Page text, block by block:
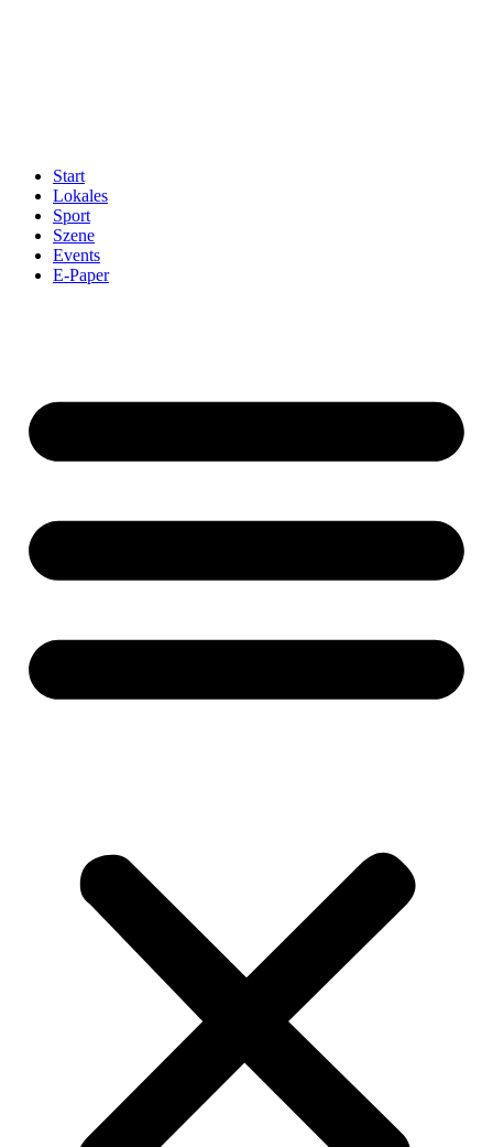
Start
Lokales
Sport
Szene
Events
E-Paper